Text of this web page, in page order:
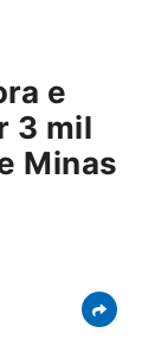
e
3 mil
Minas